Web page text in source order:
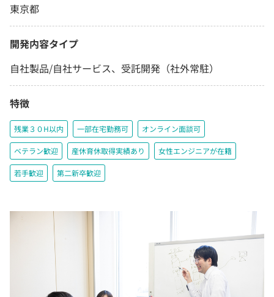
東京都
開発内容タイプ
自社製品/自社サービス、受託開発（社外常駐）
特徴
残業３０H以内 一部在宅勤務可 オンライン面談可
ベテラン歓迎 産休育休取得実績あり 女性エンジニアが在籍
若手歓迎 第二新卒歓迎